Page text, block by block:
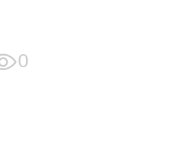
0